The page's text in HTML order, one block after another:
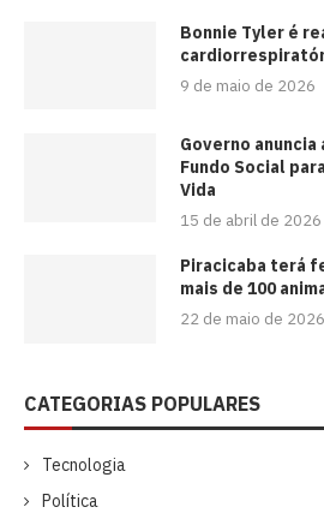
Bonnie Tyler é
9 de maio de 2026
Governo anuncia
Fundo Social
Vida
15 de abril de 2026
Piracicaba terá
mais de 100
22 de maio de 2026
CATEGORIAS POPULARES
Tecnologia
Política